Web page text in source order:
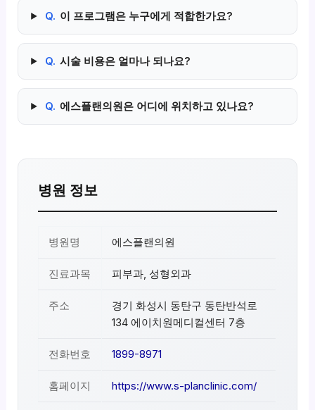
Q. 이 프로그램은 누구에게 적합한가요?
Q. 시술 비용은 얼마나 되나요?
Q. 에스플랜의원은 어디에 위치하고 있나요?
병원 정보
병원명 에스플랜의원
진료과목 피부과, 성형외과
주소
경기 화성시 동탄구 동탄반석로
134 에이치원메디컬센터 7층
전화번호 1899-8971
홈페이지 https://www.s-planclinic.com/